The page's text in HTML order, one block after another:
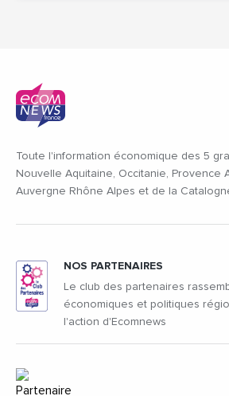
Toute l'information économique des 5
Nouvelle Aquitaine, Occitanie, Provence
Auvergne Rhône Alpes et de la
NOS PARTENAIRES
Le club des partenaires
économiques et politiques
l'action d'Ecomnews